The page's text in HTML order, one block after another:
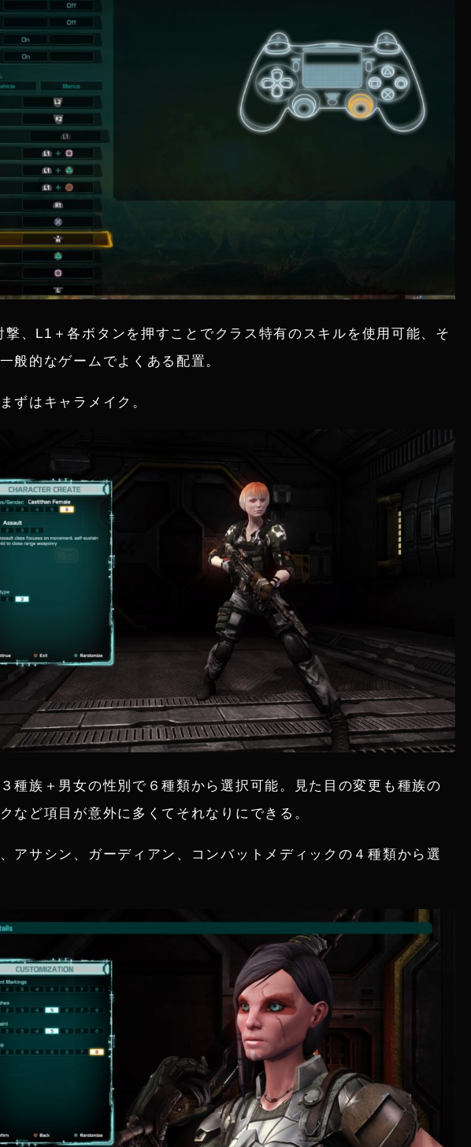
撃、L1＋各ボタンを押すことでクラス特有のスキルを使用可能、そ
般的なゲームでよくある配置。
ずはキャラメイク。
種族＋男女の性別で６種類から選択可能。見た目の変更も種族の
など項目が意外に多くてそれなりにできる。
アサシン、ガーディアン、コンバットメディックの４種類から選